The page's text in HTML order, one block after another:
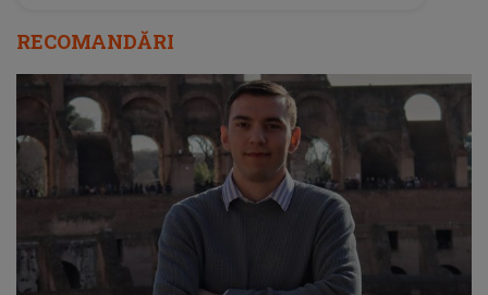
RECOMANDĂRI